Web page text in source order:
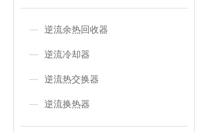
逆流余热回收器
逆流冷却器
逆流热交换器
逆流换热器